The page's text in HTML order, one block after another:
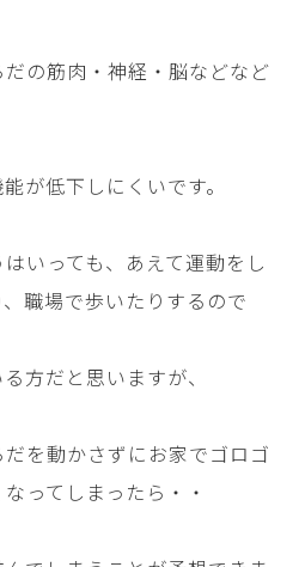
の筋肉・神経・脳などなど
が低下しにくいです。
いっても、あえて運動をし
職場で歩いたりするので
方だと思いますが、
を動かさずにお家でゴロゴ
ってしまったら・・